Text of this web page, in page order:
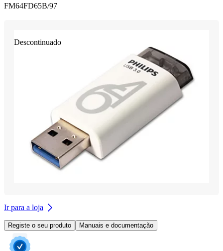
FM64FD65B/97
Descontinuado
Ir para a loja
Registe o seu produto Manuais e documentação